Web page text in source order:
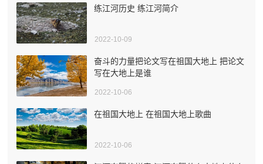
练江河历史 练江河简介
2022-10-09
奋斗的力量把论文写在祖国大地上 把论文
写在大地上是谁
2022-10-06
在祖国大地上 在祖国大地上歌曲
2022-10-06